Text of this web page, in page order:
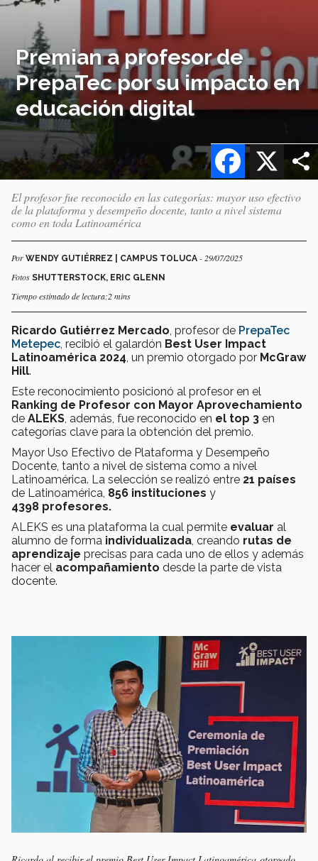
Premian a profesor de
PrepaTec por su impacto en
educación digital
X
Facebook
El profesor fue reconocido en las categorías: mayor uso efectivo
de la plataforma y desempeño docente, tanto a nivel sistema
como en toda Latinoamérica
Por WENDY GUTIÉRREZ | CAMPUS TOLUCA - 29/07/2025
Fotos SHUTTERSTOCK, ERIC GLENN
Tiempo estimado de lectura:2 mins
Ricardo Gutiérrez Mercado , profesor de PrepaTec
Metepec , recibió el galardón Best User Impact
Latinoamérica 2024 , un premio otorgado por McGraw
Hill.
Este reconocimiento posicionó al profesor en el
Ranking de Profesor con Mayor Aprovechamiento
de ALEKS , además, fue reconocido en el top 3 en
categorías clave para la obtención del premio.
Mayor Uso Efectivo de Plataforma y Desempeño
Docente, tanto a nivel de sistema como a nivel
Latinoamérica. La selección se realizó entre 21 países
de Latinoamérica, 856 instituciones y
4398 profesores.
ALEKS es una plataforma la cual permite evaluar al
alumno de forma individualizada , creando rutas de
aprendizaje precisas para cada uno de ellos y además
hacer el acompañamiento desde la parte de vista
docente.